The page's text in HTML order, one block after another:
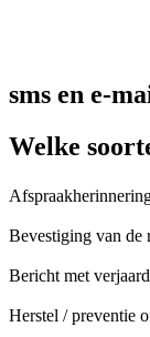
sms en e-
Welke
Bevestiging van de
Bericht met
Herstel / preventie